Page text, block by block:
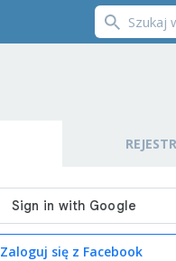
Zaloguj się z Facebook